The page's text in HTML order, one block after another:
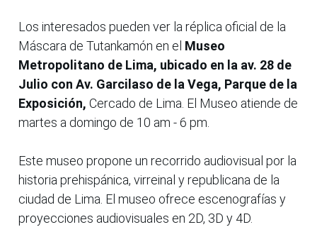
Los interesados pueden ver la réplica oficial de la
Máscara de Tutankamón en el Museo
Metropolitano de Lima, ubicado en la av. 28 de
Julio con Av. Garcilaso de la Vega, Parque de la
Exposición, Cercado de Lima. El Museo atiende de
martes a domingo de 10 am - 6 pm.
Este museo propone un recorrido audiovisual por la
historia prehispánica, virreinal y republicana de la
ciudad de Lima. El museo ofrece escenografías y
proyecciones audiovisuales en 2D, 3D y 4D.